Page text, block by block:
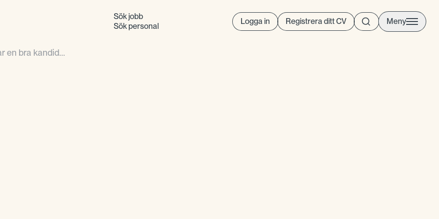
Sök jobb
Sök personal
Logga in Registrera ditt CV Meny
en bra kandid...